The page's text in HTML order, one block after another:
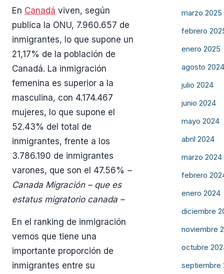
En Canadá viven, según
publica la ONU, 7.960.657 de
inmigrantes, lo que supone un
21,17% de la población de
Canadá. La inmigración
femenina es superior a la
masculina, con 4.174.467
mujeres, lo que supone el
52.43% del total de
inmigrantes, frente a los
3.786.190 de inmigrantes
varones, que son el 47.56% –
Canada Migración – que es
estatus migratorio canada –
En el ranking de inmigración
vemos que tiene una
importante proporción de
inmigrantes entre su
marzo 2025
febrero
enero 2025
agosto 2024
julio 2024
junio 2024
mayo 2024
abril 2024
marzo 2024
febrero
enero 2024
diciembre
noviembre
octubre
septiembre